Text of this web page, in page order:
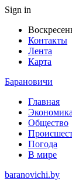
Sign in
Контакты
Лента
Карта
Барановичи
Главная
Экономика
Общество
Погода
В мире
baranovichi.by